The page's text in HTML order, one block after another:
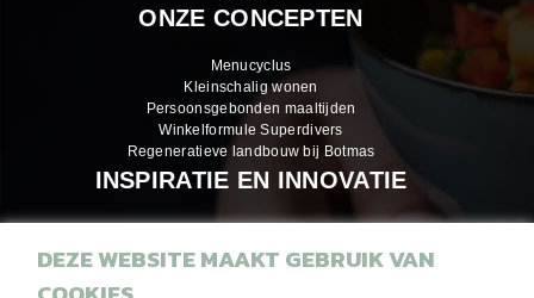
ONZE CONCEPTEN
Menucyclus
Kleinschalig wonen
Persoonsgebonden maaltijden
Winkelformule Superdivers
Regeneratieve landbouw bij Botmas
INSPIRATIE EN INNOVATIE
Inspiratiemagazines
DEZE WEBSITE MAAKT GEBRUIK VAN